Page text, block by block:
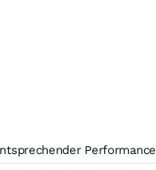
Performance